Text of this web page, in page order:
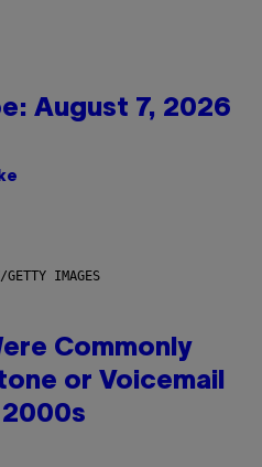
August 7, 2026
GETTY IMAGES
Commonly
or Voicemail